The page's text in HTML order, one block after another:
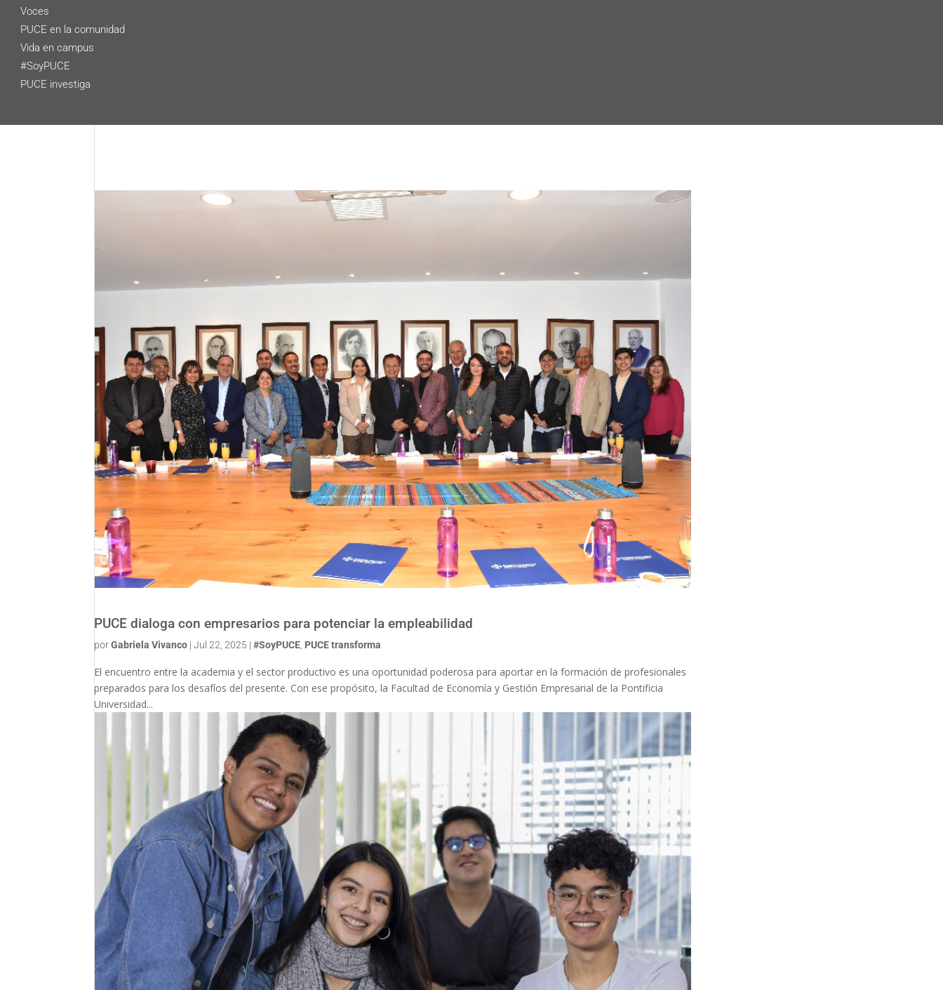
Voces
PUCE en la comunidad
Vida en campus
#SoyPUCE
PUCE investiga
PUCE dialoga con empresarios para potenciar la empleabilidad
porGabriela Vivanco |Jul 22, 2025 |#SoyPUCE PUCE transforma
El encuentro entre la academia y el sector productivo es una oportunidad poderosa para aportar en la formación de profesionales
preparados para los desafíos del presente. Con ese propósito, la Facultad de Economía y Gestión Empresarial de la Pontificia
Universidad...